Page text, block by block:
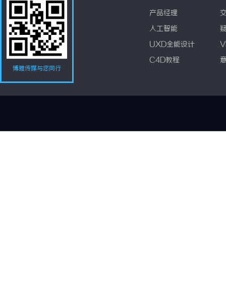
博雅传媒与您同行
产品经理
人工智能
UXD全能设计
C4D教程